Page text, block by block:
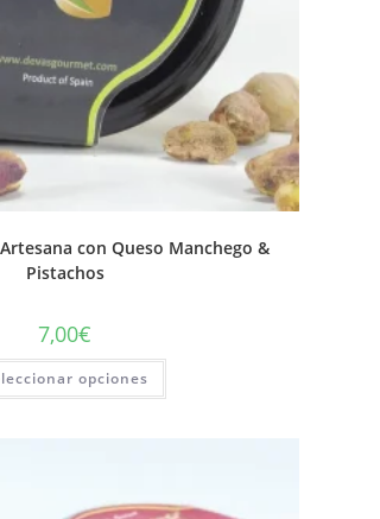
con Queso Manchego &
Pistachos
7,00€
opciones